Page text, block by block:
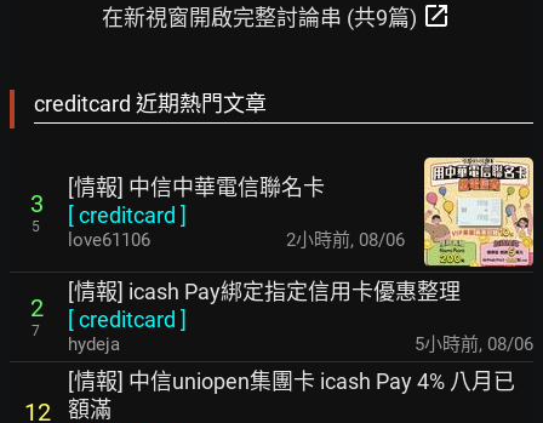
在新視窗開啟完整討論串 (共9篇) open_in_new
creditcard 近期熱門文章
3
5
[情報] 中信中華電信聯名卡
[creditcard ]
love61106 2小時前, 08/06
2
7
[情報] icash Pay綁定指定信用卡優惠整理
[creditcard ]
hydeja 5小時前, 08/06
12
[情報] 中信uniopen集團卡 icash Pay 4% 八月已
額滿